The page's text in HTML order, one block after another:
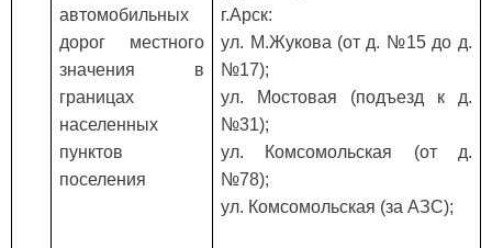
автомобильных
дорог местного
значения в
границах
населенных
пунктов
поселения
г.Арск:
ул. М.Жукова (от д. №15 до д.
№17);
ул. Мостовая (подъезд к д.
№31);
ул. Комсомольская (от д.
№78);
ул. Комсомольская (за АЗС);